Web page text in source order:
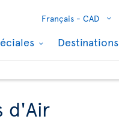
Français - CAD
Destinations
d'Air